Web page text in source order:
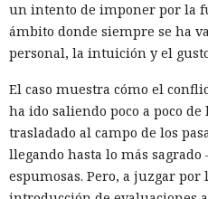
un intento de imponer por la
ámbito donde siempre se ha
personal, la intuición y el
El caso muestra cómo el
ha ido saliendo poco a poco
trasladado al campo de los
llegando hasta lo más
espumosas. Pero, a juzgar por